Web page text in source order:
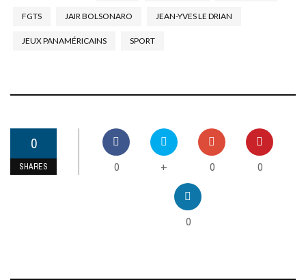
FGTS JAIR BOLSONARO JEAN-YVES LE DRIAN
JEUX PANAMÉRICAINS SPORT
0
SHARES 0 + 0 0
0